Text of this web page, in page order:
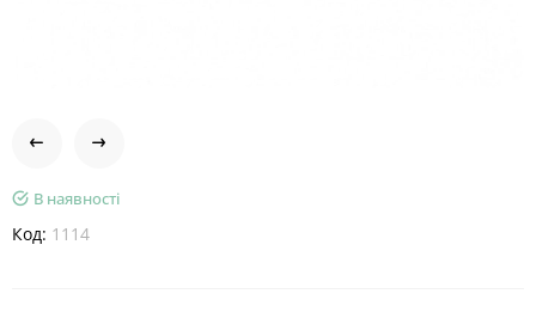
В наявності
Код: 1114